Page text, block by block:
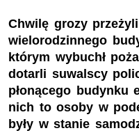
Chwilę grozy
wielorodzinnego
którym wybuchł
dotarli suwalscy
płonącego budynku
nich to osoby w
były w stanie